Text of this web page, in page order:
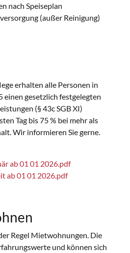
nach Speiseplan
(außer Reinigung)
erhalten alle Personen in
einen gesetzlich festgelegten
(§ 43c SGB XI)
Tag bis 75 % bei mehr als
Wir informieren Sie gerne.
ab 01 01 2026.pdf
ab 01 01 2026.pdf
Regel Mietwohnungen. Die
und können sich